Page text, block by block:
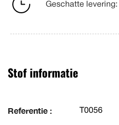
Geschatte levering:
Stof informatie
Referentie : T0056